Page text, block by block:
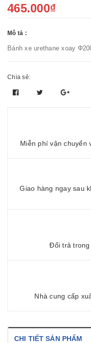
465.000₫
Mô tả :
Bánh xe urethane xoay
Chia sẻ:
Miễn phí vận chuyển
Giao hàng ngay sau
Đổi trả trong
Nhà cung cấp
CHI TIẾT SẢN PHẨM